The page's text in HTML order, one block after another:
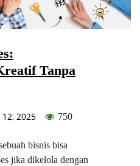
Tanpa
2025 750
bisnis bisa
jika dikelola dengan